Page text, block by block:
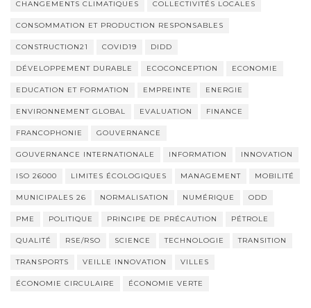
CHANGEMENTS CLIMATIQUES COLLECTIVITÉS LOCALES
CONSOMMATION ET PRODUCTION RESPONSABLES
CONSTRUCTION21 COVID19 DIDD
DÉVELOPPEMENT DURABLE ECOCONCEPTION ECONOMIE
EDUCATION ET FORMATION EMPREINTE ENERGIE
ENVIRONNEMENT GLOBAL EVALUATION FINANCE
FRANCOPHONIE GOUVERNANCE
GOUVERNANCE INTERNATIONALE INFORMATION INNOVATION
ISO 26000 LIMITES ÉCOLOGIQUES MANAGEMENT MOBILITÉ
MUNICIPALES 26 NORMALISATION NUMÉRIQUE ODD
PME POLITIQUE PRINCIPE DE PRÉCAUTION PÉTROLE
QUALITÉ RSE/RSO SCIENCE TECHNOLOGIE TRANSITION
TRANSPORTS VEILLE INNOVATION VILLES
ÉCONOMIE CIRCULAIRE ÉCONOMIE VERTE